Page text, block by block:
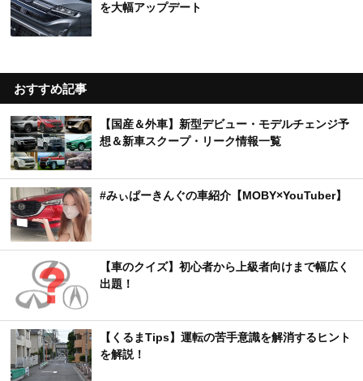
を大幅アップデート
おすすめ記事
【国産＆外車】新型デビュー・モデルチェンジ予
想＆新車スクープ・リーク情報一覧
#みぃぱーきんぐの車紹介【MOBY×YouTuber】
【車のクイズ】初心者から上級者向けまで幅広く
出題！
【くるまTips】運転の苦手意識を解消するヒント
を解説！